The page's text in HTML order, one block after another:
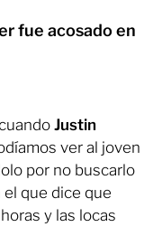
fue acosado en
Justin
ver al joven
por no buscarlo
que dice que
y las locas